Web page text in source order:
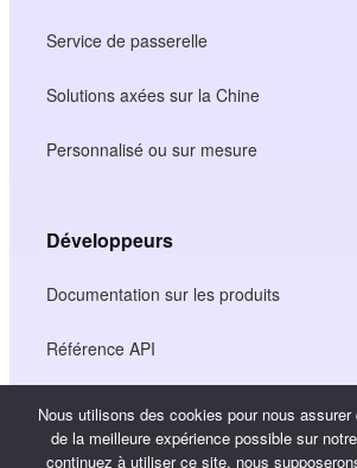
Service de passerelle
Solutions axées sur la Chine
Personnalisé ou sur mesure
Développeurs
Documentation sur les produits
Référence API
Nous utilisons des cookies pour nous
de la meilleure expérience possible sur
continuez à utiliser ce site, nous